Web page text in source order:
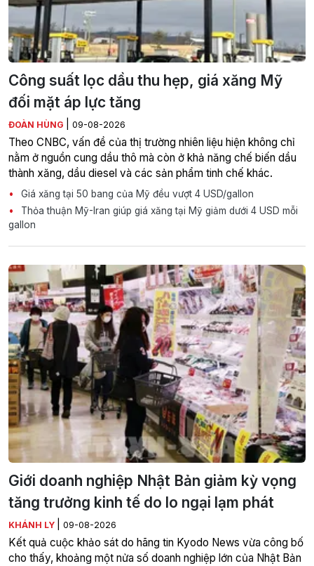
Công suất lọc dầu thu hẹp, giá xăng Mỹ
đối mặt áp lực tăng
ĐOÀN HÙNG 09-08-2026
Theo CNBC, vấn đề của thị trường nhiên liệu hiện không chỉ
nằm ở nguồn cung dầu thô mà còn ở khả năng chế biến dầu
thành xăng, dầu diesel và các sản phẩm tinh chế khác.
Giá xăng tại 50 bang của Mỹ đều vượt 4 USD/gallon
Thỏa thuận Mỹ-Iran giúp giá xăng tại Mỹ giảm dưới 4 USD mỗi
gallon
Giới doanh nghiệp Nhật Bản giảm kỳ vọng
tăng trưởng kinh tế do lo ngại lạm phát
KHÁNH LY 09-08-2026
Kết quả cuộc khảo sát do hãng tin Kyodo News vừa công bố
cho thấy, khoảng một nửa số doanh nghiệp lớn của Nhật Bản